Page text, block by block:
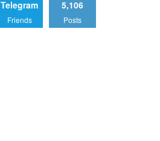
Telegram
Friends
5,106
Posts